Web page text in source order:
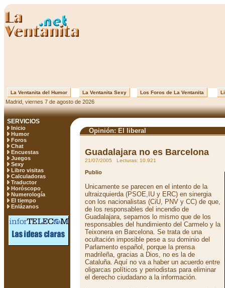
La Ventanita del Humor La Ventanita Sexy Los Foros de La Ventanita
Madrid, viernes 7 de agosto de 2026
SERVICIOS
Inicio
Humor
Foros
Chat
Encuestas
Juegos
Sexy
Libro visitas
Calculadoras
Traductor
Horóscopo
Numerología
El tiempo
Enlázanos
Opinión: El liberal
Guadalajara no es Barcelona
21/07/2005 Lecturas: 10.921
Publio
Unicamente se parecen en el intento de la
ultraizquierda (PSOE,IU y ERC) en sinergia
con los nacionalistas (CiU, PNV y CC) de que,
de los responsables del incendio de
Guadalajara, sepamos lo mismo que de los
responsables del hundimiento del Carmelo y la
Teixonera en Barcelona. Se trata de una
ocultación imposible pese a su dominio del
Parlamento español, porque la prensa
madrileña, gracias a Dios, no es la de
Cataluña. Aquí no va a haber un acuerdo entre
oligarcas políticos y periodistas para eliminar
el derecho ciudadano a la información.